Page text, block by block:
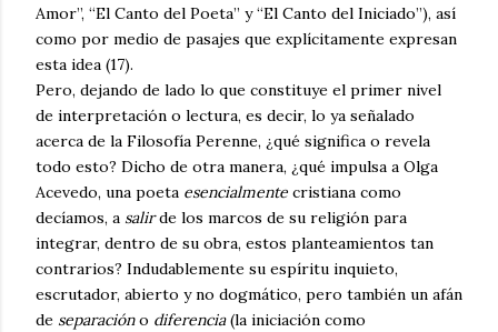
Amor”, “El Canto del Poeta” y “El Canto del Iniciado”), así
como por medio de pasajes que explícitamente expresan
esta idea (17).
Pero, dejando de lado lo que constituye el primer nivel
de interpretación o lectura, es decir, lo ya señalado
acerca de la Filosofía Perenne, ¿qué significa o revela
todo esto? Dicho de otra manera, ¿qué impulsa a Olga
Acevedo, una poeta esencialmente cristiana como
decíamos, a salirde los marcos de su religión para
integrar, dentro de su obra, estos planteamientos tan
contrarios? Indudablemente su espíritu inquieto,
escrutador, abierto y no dogmático, pero también un afán
de separacióno diferencia(la iniciación como